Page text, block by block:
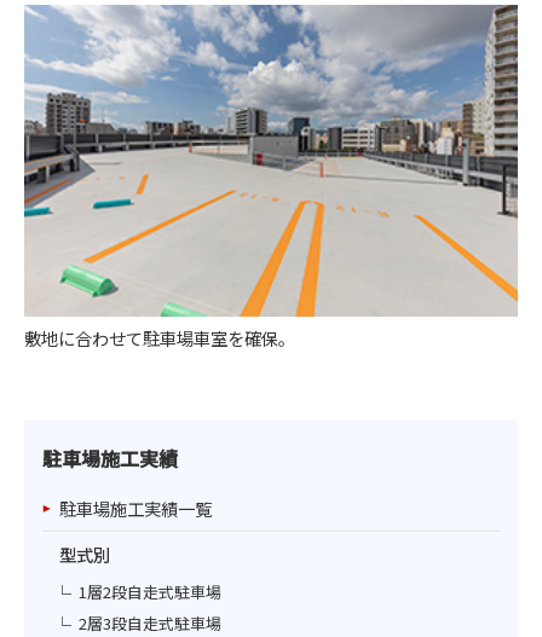
敷地に合わせて駐車場車室を確保。
駐車場施工実績
駐車場施工実績一覧
型式別
1層2段自走式駐車場
2層3段自走式駐車場